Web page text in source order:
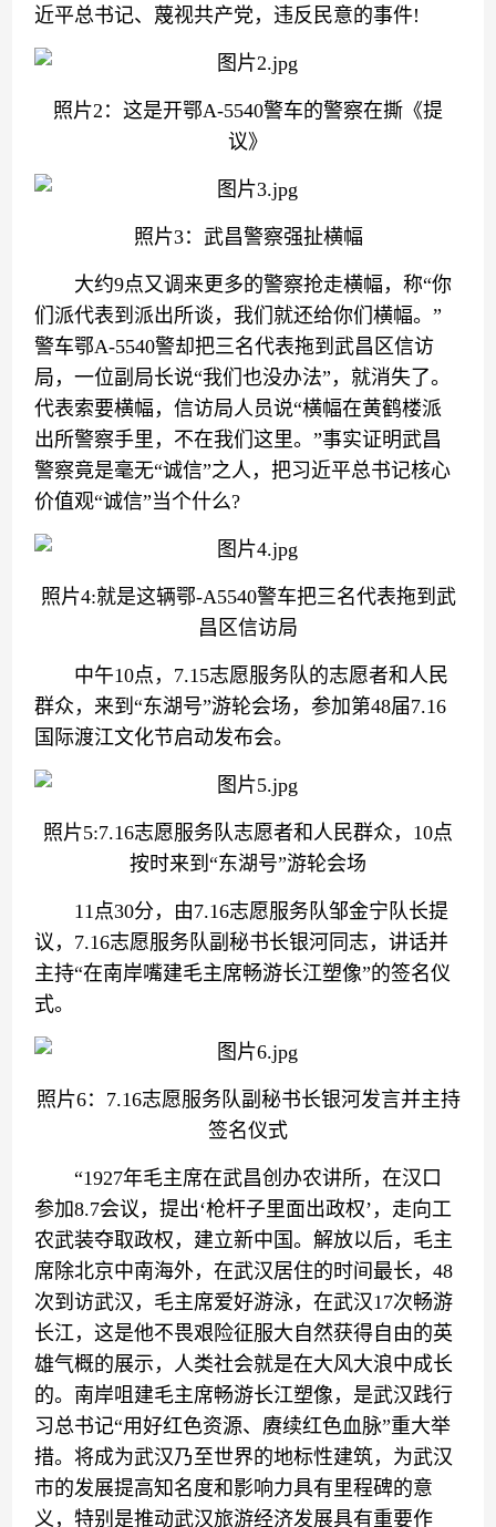
近平总书记、蔑视共产党，违反民意的事件!
照片2：这是开鄂A-5540警车的警察在撕《提
议》
照片3：武昌警察强扯横幅
大约9点又调来更多的警察抢走横幅，称“你
们派代表到派出所谈，我们就还给你们横幅。”
警车鄂A-5540警却把三名代表拖到武昌区信访
局，一位副局长说“我们也没办法”，就消失了。
代表索要横幅，信访局人员说“横幅在黄鹤楼派
出所警察手里，不在我们这里。”事实证明武昌
警察竟是毫无“诚信”之人，把习近平总书记核心
价值观“诚信”当个什么?
照片4:就是这辆鄂-A5540警车把三名代表拖到武
昌区信访局
中午10点，7.15志愿服务队的志愿者和人民
群众，来到“东湖号”游轮会场，参加第48届7.16
国际渡江文化节启动发布会。
照片5:7.16志愿服务队志愿者和人民群众，10点
按时来到“东湖号”游轮会场
11点30分，由7.16志愿服务队邹金宁队长提
议，7.16志愿服务队副秘书长银河同志，讲话并
主持“在南岸嘴建毛主席畅游长江塑像”的签名仪
式。
照片6：7.16志愿服务队副秘书长银河发言并主持
签名仪式
“1927年毛主席在武昌创办农讲所，在汉口
参加8.7会议，提出‘枪杆子里面出政权’，走向工
农武装夺取政权，建立新中国。解放以后，毛主
席除北京中南海外，在武汉居住的时间最长，48
次到访武汉，毛主席爱好游泳，在武汉17次畅游
长江，这是他不畏艰险征服大自然获得自由的英
雄气概的展示，人类社会就是在大风大浪中成长
的。南岸咀建毛主席畅游长江塑像，是武汉践行
习总书记“用好红色资源、赓续红色血脉”重大举
措。将成为武汉乃至世界的地标性建筑，为武汉
市的发展提高知名度和影响力具有里程碑的意
义，特别是推动武汉旅游经济发展具有重要作